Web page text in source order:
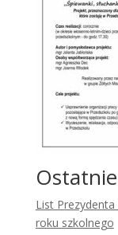
List
roku szkolnego